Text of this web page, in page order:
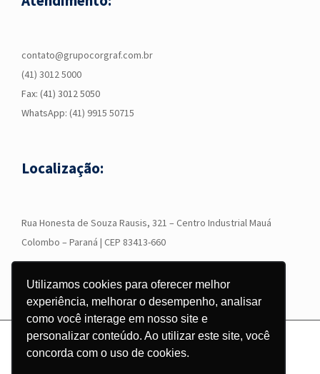
Utilizamos cookies para oferecer melhor
experiência, melhorar o desempenho, analisar
como você interage em nosso site e
personalizar conteúdo. Ao utilizar este site, você
concorda com o uso de cookies.
contato@grupocorgraf.com.br
(41) 3012 5000
Fax: (41) 3012 5050
WhatsApp: (41) 9915 50715
Localização:
Rua Honesta de Souza Rausis, 321 – Centro Industrial Mauá
Colombo – Paraná | CEP 83413-660
© Copyright
2026 - Grupo Corgraf - Todos os direitos reservados |